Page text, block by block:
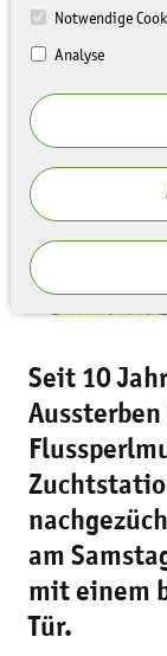
Notwendige
Analyse
Seit 10
am
mit einem
Tür.